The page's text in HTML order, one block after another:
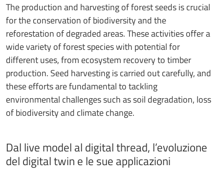
The production and harvesting of forest seeds is crucial
for the conservation of biodiversity and the
reforestation of degraded areas. These activities offer a
wide variety of forest species with potential for
different uses, from ecosystem recovery to timber
production. Seed harvesting is carried out carefully, and
these efforts are fundamental to tackling
environmental challenges such as soil degradation, loss
of biodiversity and climate change.
Dal live model al digital thread, l’evoluzione
del digital twin e le sue applicazioni